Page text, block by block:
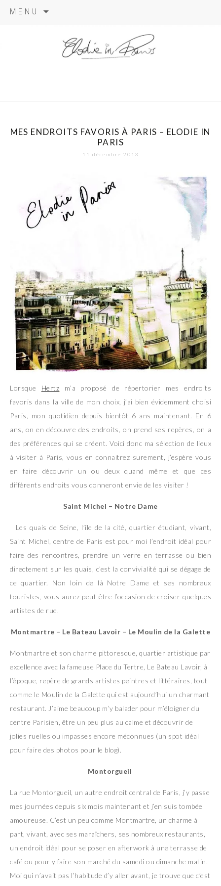
MENU
MES ENDROITS FAVORIS À PARIS – ELODIE IN
PARIS
11 décembre 2013
Lorsque Hertz m’a proposé de répertorier mes endroits
favoris dans la ville de mon choix, j’ai bien évidemment choisi
Paris, mon quotidien depuis bientôt 6 ans maintenant. En 6
ans, on en découvre des endroits, on prend ses repères, on a
des préférences qui se créent. Voici donc ma sélection de lieux
à visiter à Paris, vous en connaitrez surement, j’espère vous
en faire découvrir un ou deux quand même et que ces
différents endroits vous donneront envie de les visiter !
Saint Michel – Notre Dame
Les quais de Seine, l’île de la cité, quartier étudiant, vivant,
Saint Michel, centre de Paris est pour moi l’endroit idéal pour
faire des rencontres, prendre un verre en terrasse ou bien
directement sur les quais, c’est la convivialité qui se dégage de
ce quartier. Non loin de là Notre Dame et ses nombreux
touristes, vous aurez peut être l’occasion de croiser quelques
artistes de rue.
Montmartre – Le Bateau Lavoir – Le Moulin de la Galette
Montmartre et son charme pittoresque, quartier artistique par
excellence avec la fameuse Place du Tertre, Le Bateau Lavoir, à
l’époque, repère de grands artistes peintres et littéraires, tout
comme le Moulin de la Galette qui est aujourd’hui un charmant
restaurant. J’aime beaucoup m’y balader pour m’éloigner du
centre Parisien, être un peu plus au calme et découvrir de
jolies ruelles ou impasses encore méconnues (un spot idéal
pour faire des photos pour le blog).
Montorgueil
La rue Montorgueil, un autre endroit central de Paris, j’y passe
mes journées depuis six mois maintenant et j’en suis tombée
amoureuse. C’est un peu comme Montmartre, un charme à
part, vivant, avec ses maraîchers, ses nombreux restaurants,
un endroit idéal pour se poser en afterwork à une terrasse de
café ou pour y faire son marché du samedi ou dimanche matin.
Moi qui n’avait pas l’habitude d’y aller avant, je trouve que c’est